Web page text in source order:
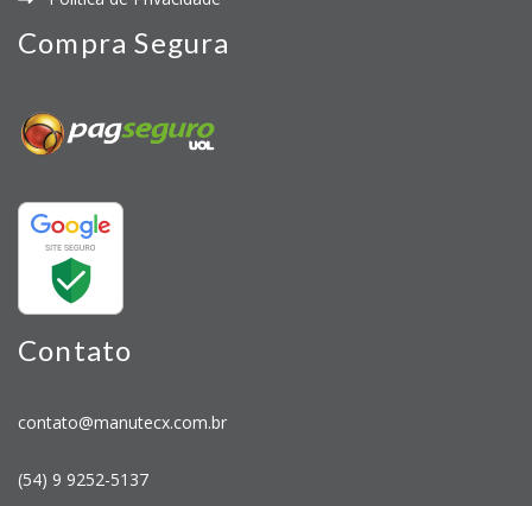
Compra Segura
Contato
contato@manutecx.com.br
(54) 9 9252-5137